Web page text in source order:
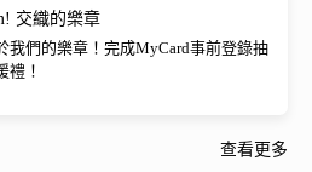
交織的樂章
我們的樂章！完成MyCard事前登錄抽
禮！
查看更多